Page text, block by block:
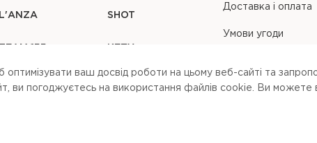
L'ANZA SHOT
Доставка і оплата
Умови угоди
ваш досвід роботи на цьому веб-сайті та
ви погоджуєтесь на використання файлів cookie. Ви можете